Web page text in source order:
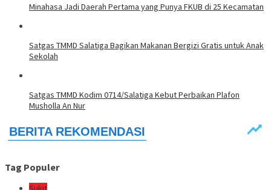
Minahasa Jadi Daerah Pertama yang Punya FKUB di 25 Kecamatan
Satgas TMMD Salatiga Bagikan Makanan Bergizi Gratis untuk Anak
Sekolah
Satgas TMMD Kodim 0714/Salatiga Kebut Perbaikan Plafon
Musholla An Nur
Tag Populer